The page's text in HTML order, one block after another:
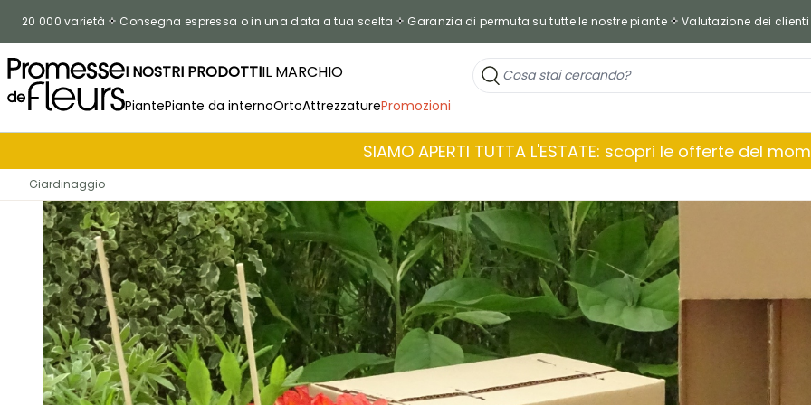
20 000 varietà Consegna espressa o in una data a tua scelta Garanzia di permuta su tutte le nostre piante Valutazione dei
I NOSTRI PRODOTTIIL MARCHIO
PiantePiante da internoOrtoAttrezzaturePromozioni
SIAMO APERTI TUTTA L'ESTATE: scopri le offerte del
Giardinaggio